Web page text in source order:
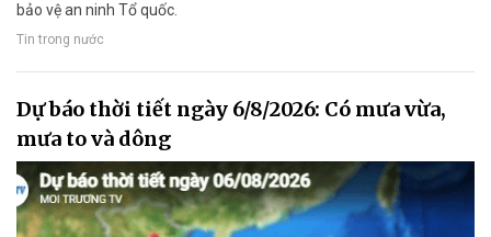
bảo vệ an ninh Tổ quốc.
Tin trong nước
Dự báo thời tiết ngày 6/8/2026: Có mưa vừa,
mưa to và dông